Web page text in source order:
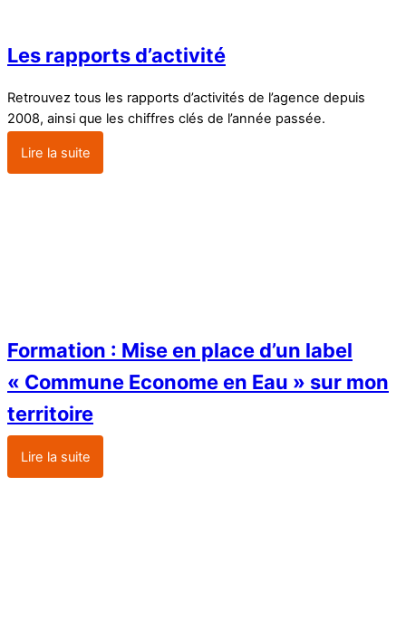
Les rapports d’activité
Retrouvez tous les rapports d’activités de l’agence depuis
2008, ainsi que les chiffres clés de l’année passée.
Lire la suite
Formation : Mise en place d’un label
« Commune Econome en Eau » sur mon
territoire
Lire la suite